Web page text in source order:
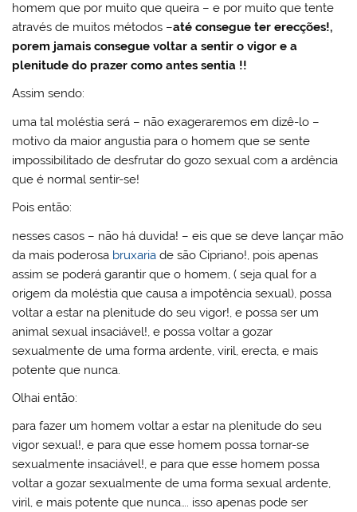
homem que por muito que queira – e por muito que tente
através de muitos métodos –até consegue ter erecções!,
porem jamais consegue voltar a sentir o vigor e a
plenitude do prazer como antes sentia !!
Assim sendo:
uma tal moléstia será – não exageraremos em dizê-lo –
motivo da maior angustia para o homem que se sente
impossibilitado de desfrutar do gozo sexual com a ardência
que é normal sentir-se!
Pois então:
nesses casos – não há duvida! – eis que se deve lançar mão
da mais poderosa bruxaria de são Cipriano!, pois apenas
assim se poderá garantir que o homem, ( seja qual for a
origem da moléstia que causa a impotência sexual), possa
voltar a estar na plenitude do seu vigor!, e possa ser um
animal sexual insaciável!, e possa voltar a gozar
sexualmente de uma forma ardente, viril, erecta, e mais
potente que nunca.
Olhai então:
para fazer um homem voltar a estar na plenitude do seu
vigor sexual!, e para que esse homem possa tornar-se
sexualmente insaciável!, e para que esse homem possa
voltar a gozar sexualmente de uma forma sexual ardente,
viril, e mais potente que nunca…. isso apenas pode ser